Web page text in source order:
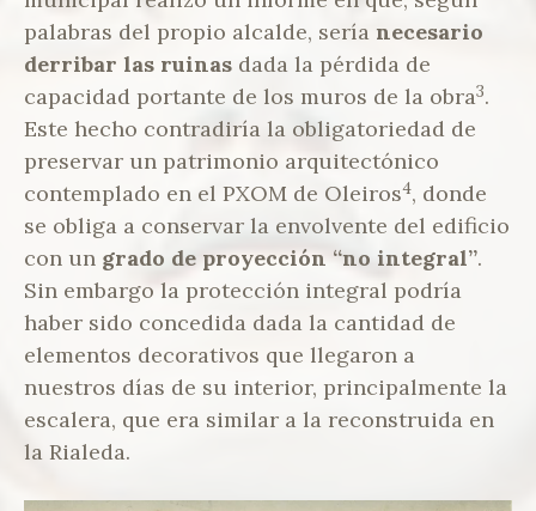
palabras del propio alcalde, sería necesario
derribar las ruinas dada la pérdida de
capacidad portante de los muros de la obra3.
Este hecho contradiría la obligatoriedad de
preservar un patrimonio arquitectónico
contemplado en el PXOM de Oleiros4, donde
se obliga a conservar la envolvente del edificio
con un grado de proyección “no integral”.
Sin embargo la protección integral podría
haber sido concedida dada la cantidad de
elementos decorativos que llegaron a
nuestros días de su interior, principalmente la
escalera, que era similar a la reconstruida en
la Rialeda.